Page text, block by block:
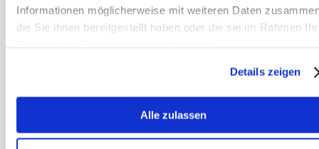
Informationen möglicherweise mit weiteren Daten
die Sie ihnen bereitgestellt haben oder die sie im Rahmen
Details zeigen
Alle zulassen
verstehen, dass Pferde von Natur aus
darauf programmiert sind, sozial zu
neue Situationen positiv zu bewältigen.